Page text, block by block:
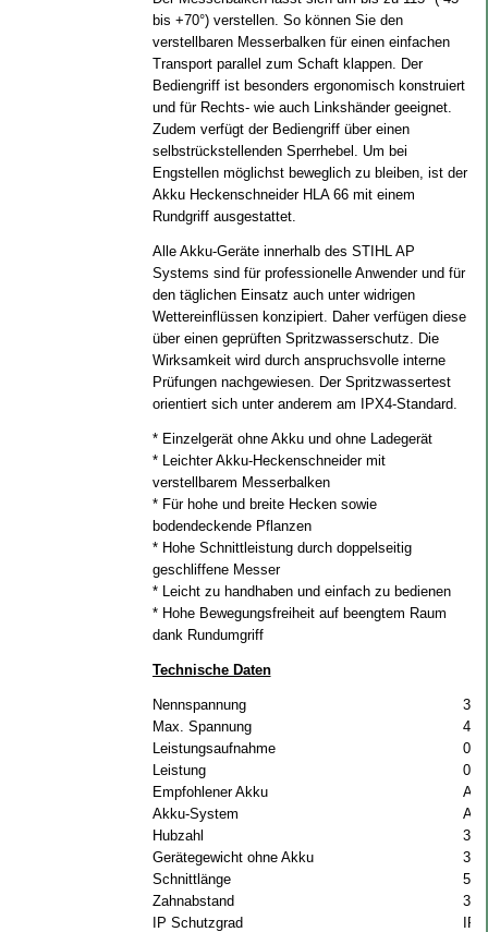
bis +70°) verstellen. So können Sie den
verstellbaren Messerbalken für einen einfachen
Transport parallel zum Schaft klappen. Der
Bediengriff ist besonders ergonomisch konstruiert
und für Rechts- wie auch Linkshänder geeignet.
Zudem verfügt der Bediengriff über einen
selbstrückstellenden Sperrhebel. Um bei
Engstellen möglichst beweglich zu bleiben, ist der
Akku Heckenschneider HLA 66 mit einem
Rundgriff ausgestattet.
Alle Akku-Geräte innerhalb des STIHL AP
Systems sind für professionelle Anwender und für
den täglichen Einsatz auch unter widrigen
Wettereinflüssen konzipiert. Daher verfügen diese
über einen geprüften Spritzwasserschutz. Die
Wirksamkeit wird durch anspruchsvolle interne
Prüfungen nachgewiesen. Der Spritzwassertest
orientiert sich unter anderem am IPX4-Standard.
* Einzelgerät ohne Akku und ohne Ladegerät
* Leichter Akku-Heckenschneider mit
verstellbarem Messerbalken
* Für hohe und breite Hecken sowie
bodendeckende Pflanzen
* Hohe Schnittleistung durch doppelseitig
geschliffene Messer
* Leicht zu handhaben und einfach zu bedienen
* Hohe Bewegungsfreiheit auf beengtem Raum
dank Rundumgriff
Technische Daten
Nennspannung
36
Max. Spannung
40
Leistungsaufnahme
Leistung
Empfohlener Akku
AP
Akku-System
AP
Hubzahl
Gerätegewicht ohne Akku
3.8
Schnittlänge
50
Zahnabstand
33
IP Schutzgrad